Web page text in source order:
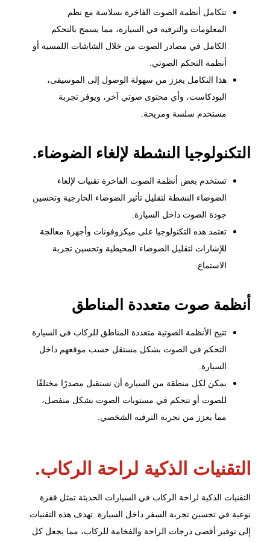
تتكامل أنظمة الصوت الفاخرة بسلاسة مع نظم
المعلومات والترفيه في السيارة، مما يسمح بالتحكم
الكامل في مصادر الصوت من خلال الشاشات اللمسية أو
أنظمة التحكم الصوتي.
هذا التكامل يعزز من سهولة الوصول إلى الموسيقى،
البودكاست، وأي محتوى صوتي آخر، ويوفر تجربة
مستخدم سلسة ومريحة.
التكنولوجيا النشطة لإلغاء الضوضاء.
تستخدم بعض أنظمة الصوت الفاخرة تقنيات لإلغاء
الضوضاء النشطة لتقليل تأثير الضوضاء الخارجية وتحسين
جودة الصوت داخل السيارة.
تعتمد هذه التكنولوجيا على ميكروفونات وأجهزة معالجة
للإشارات لتقليل الضوضاء المحيطية وتحسين تجربة
الاستماع.
أنظمة صوت متعددة المناطق
تتيح الأنظمة الصوتية متعددة المناطق للركاب في السيارة
التحكم في الصوت بشكل مستقل حسب موقعهم داخل
السيارة.
يمكن لكل منطقة من السيارة أن تستقبل مصدرًا مختلفًا
للصوت أو تتحكم في مستويات الصوت بشكل منفصل،
مما يعزز من تجربة الترفيه الشخصي.
التقنيات الذكية لراحة الركاب.
التقنيات الذكية لراحة الركاب في السيارات الحديثة تمثل قفزة
نوعية في تحسين تجربة السفر داخل السيارة. تهدف هذه التقنيات
إلى توفير أقصى درجات الراحة والفخامة للركاب، مما يجعل كل